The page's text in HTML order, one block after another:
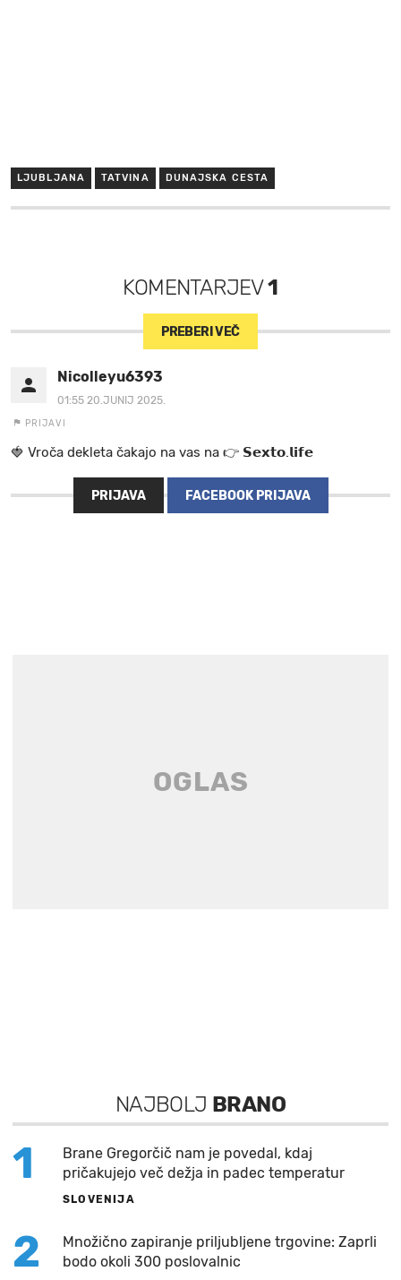
LJUBLJANA TATVINA DUNAJSKA CESTA
KOMENTARJEV1
PREBERI VEČ
Nicolleyu6393
01:55 20.JUNIJ 2025.
PRIJAVI
🍓 V r o č a d e k l e t a ča k a jo na va s n a 👉 𝗦𝗲𝘅𝘁𝗼.𝗹𝗶𝗳𝗲
PRIJAVA FACEBOOK PRIJAVA
NAJBOLJ BRANO
1
Brane Gregorčič nam je povedal, kdaj
pričakujejo več dežja in padec temperatur
SLOVENIJA
2
Množično zapiranje priljubljene trgovine: Zaprli
bodo okoli 300 poslovalnic